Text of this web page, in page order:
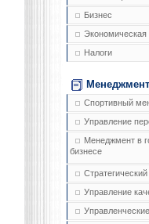
Бизнес
Экономическая
Налоги
Менеджмент
Спортивный
Управление
Менеджмент в
бизнесе
Управление